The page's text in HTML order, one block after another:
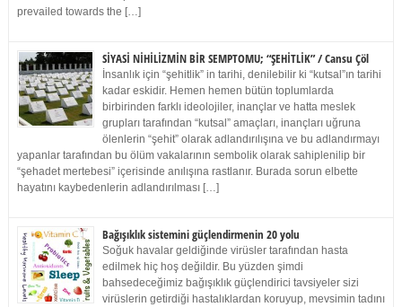
prevailed towards the […]
SİYASİ NİHİLİZMİN BİR SEMPTOMU; “ŞEHİTLİK” / Cansu Çöl
İnsanlık için “şehitlik” in tarihi, denilebilir ki “kutsal”ın tarihi
kadar eskidir. Hemen hemen bütün toplumlarda
birbirinden farklı ideolojiler, inançlar ve hatta meslek
grupları tarafından “kutsal” amaçları, inançları uğruna
ölenlerin “şehit” olarak adlandırılışına ve bu adlandırmayı
yapanlar tarafından bu ölüm vakalarının sembolik olarak sahiplenilip bir
“şehadet mertebesi” içerisinde anılışına rastlanır. Burada sorun elbette
hayatını kaybedenlerin adlandırılması […]
Bağışıklık sistemini güçlendirmenin 20 yolu
Soğuk havalar geldiğinde virüsler tarafından hasta
edilmek hiç hoş değildir. Bu yüzden şimdi
bahsedeceğimiz bağışıklık güçlendirici tavsiyeler sizi
virüslerin getirdiği hastalıklardan koruyup, mevsimin tadını